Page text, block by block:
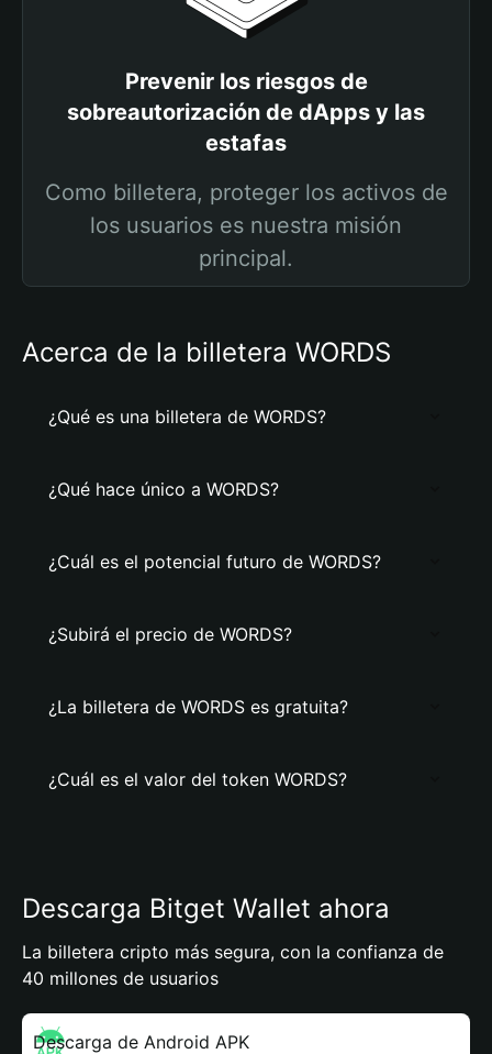
Prevenir los riesgos de
sobreautorización de dApps y las
estafas
Como billetera, proteger los activos de
los usuarios es nuestra misión
principal.
Acerca de la billetera WORDS
¿Qué es una billetera de WORDS?
¿Qué hace único a WORDS?
¿Cuál es el potencial futuro de WORDS?
¿Subirá el precio de WORDS?
¿La billetera de WORDS es gratuita?
¿Cuál es el valor del token WORDS?
Descarga Bitget Wallet ahora
La billetera cripto más segura, con la confianza de
40 millones de usuarios
Descarga de Android APK